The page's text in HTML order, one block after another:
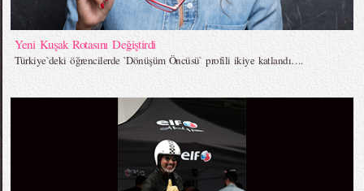
Yeni Kuşak Rotasını Değiştirdi
Türkiye`deki öğrencilerde `Dönüşüm Öncüsü` profili ikiye katlandı….